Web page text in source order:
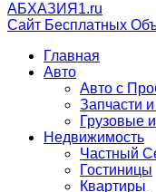
АБХАЗИЯ1.ru
Сайт Бесплатных
Главная
Авто
Авто с
Запчасти
Грузовые
Недвижимость
Частный
Гостиницы
Квартиры